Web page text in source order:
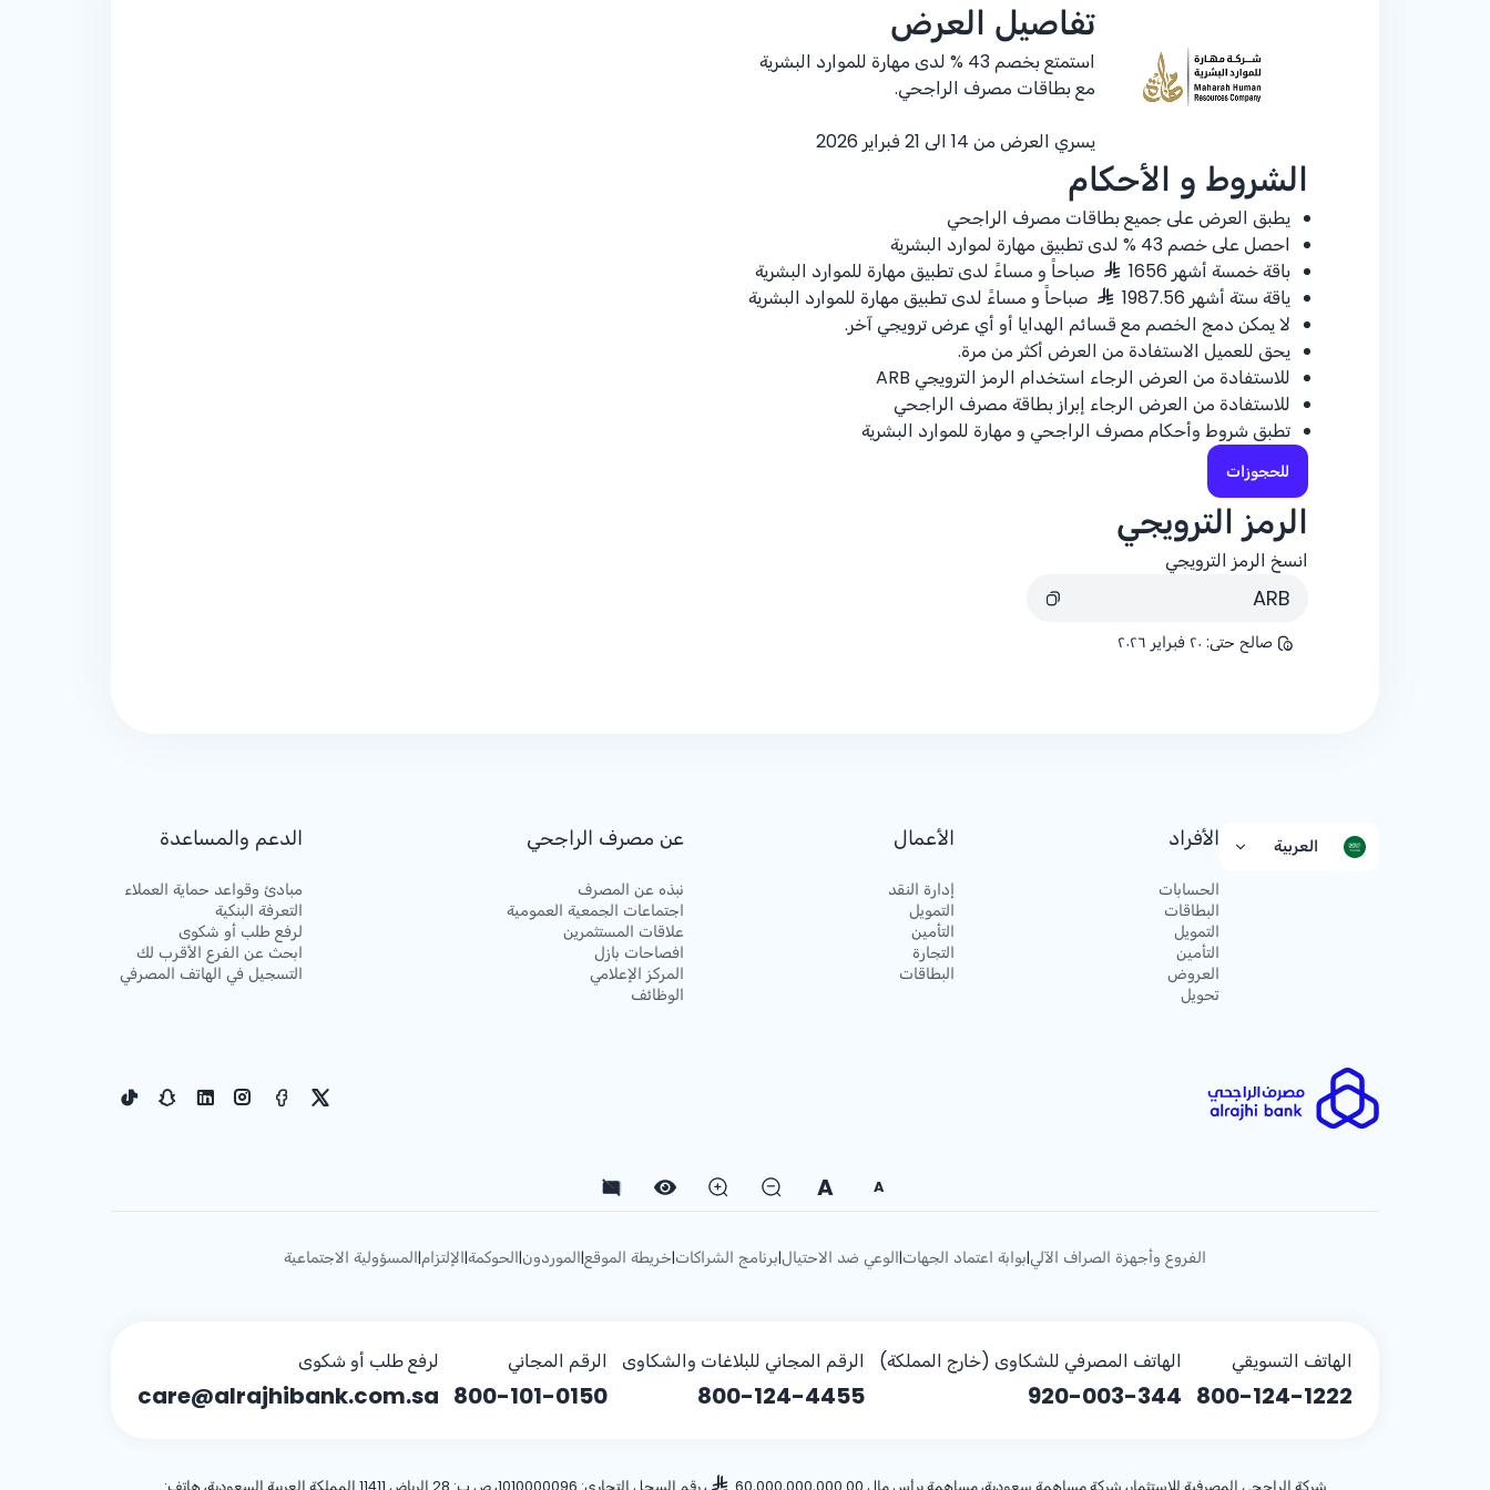
تفاصيل العرض
استمتع بخصم % 43 لدى مهارة للموارد البشرية
مع بطاقات مصرف الراجحي.
يسري العرض من 14 الى 21 فبراير 2026
الشروط و الأحكام
يطبق العرض على جميع بطاقات مصرف الراجحي
احصل على خصم % 43 لدى تطبيق مهارة لموارد البشرية
باقة خمسة أشهر 1656
صباحاً و مساءً لدى تطبيق مهارة للموارد البشرية
ياقة ستة أشهر 1987.56
صباحاً و مساءً لدى تطبيق مهارة للموارد البشرية
لا يمكن دمج الخصم مع قسائم الهدايا أو أي عرض ترويجي آخر.
يحق للعميل الاستفادة من العرض أكثر من مرة.
للاستفادة من العرض الرجاء استخدام الرمز الترويجي ARB
للاستفادة من العرض الرجاء إبراز بطاقة مصرف الراجحي
تطبق شروط وأحكام مصرف الراجحي و مهارة للموارد البشرية
للحجوزات
الرمز الترويجي
انسخ الرمز الترويجي
ARB
صالح حتى: ٢٠ فبراير ٢٠٢٦
العربية الأفراد
الحسابات
البطاقات
التمويل
التأمين
العروض
تحويل
الأعمال
إدارة النقد
التمويل
التأمين
التجارة
البطاقات
عن مصرف الراجحي
نبذه عن المصرف
اجتماعات الجمعية العمومية
علاقات المستثمرين
افصاحات بازل
المركز الإعلامي
الوظائف
الدعم والمساعدة
مبادئ وقواعد حماية العملاء
التعرفة البنكية
لرفع طلب أو شكوى
ابحث عن الفرع الأقرب لك
التسجيل في الهاتف المصرفي
A
A
الفروع وأجهزة الصراف الآلي|بوابة اعتماد الجهات|الوعي ضد الاحتيال|برنامج الشراكات|خريطة الموقع|الموردون|الحوكمة|الإلتزام|المسؤولية الاجتماعية
الهاتف التسويقي
800-124-1222
الهاتف المصرفي للشكاوى (خارج المملكة)
920-003-344
الرقم المجاني للبلاغات والشكاوى
800-124-4455
الرقم المجاني
800-101-0150
لرفع طلب أو شكوى
care@alrajhibank.com.sa
شركة الراجحي المصرفية للاستثمار، شركة مساهمة سعودية، مساهمة برأس مال 60,000,000,000.00 ، رقم السجل التجاري: 1010000096، ص.ب: 28 الرياض 11411 المملكة العربية السعودية، هاتف: